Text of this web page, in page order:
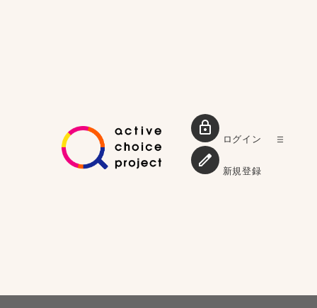
ログイン
新規登録